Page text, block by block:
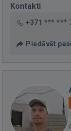
Kontakti
+371 *** ***
Piedāvāt